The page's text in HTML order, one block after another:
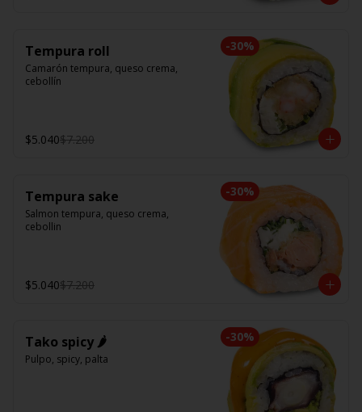
-30%
Tempura roll
Camarón tempura, queso crema,
cebollín
$5.040$7.200
-30%
Tempura sake
Salmon tempura, queso crema,
cebollin
$5.040$7.200
-30%
Tako spicy 🌶️
Pulpo, spicy, palta